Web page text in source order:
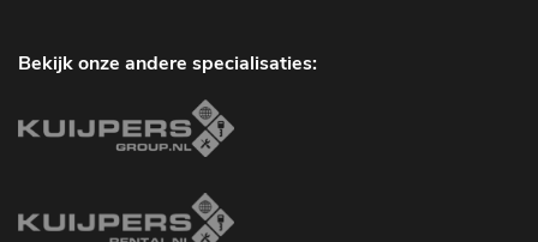
Bekijk onze andere specialisaties: